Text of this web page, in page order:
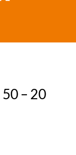
– 20